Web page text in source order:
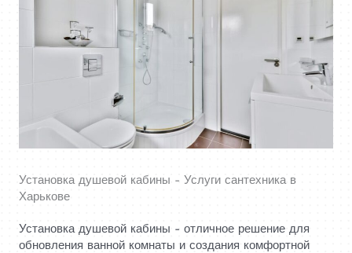
Установка душевой кабины - Услуги сантехника в
Харькове
Установка душевой кабины - отличное решение для
обновления ванной комнаты и создания комфортной